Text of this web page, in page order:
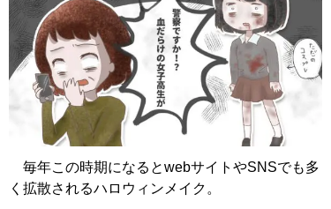
毎年この時期になるとwebサイトやSNSでも多
く拡散されるハロウィンメイク。